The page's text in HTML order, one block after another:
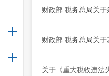
财政部 税务总局关
财政部 税务总局关
关于《重大税收违法